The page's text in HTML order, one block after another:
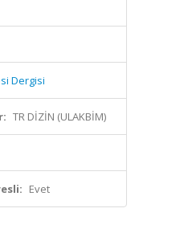
Dergisi
TR DİZİN (ULAKBİM)
Evet